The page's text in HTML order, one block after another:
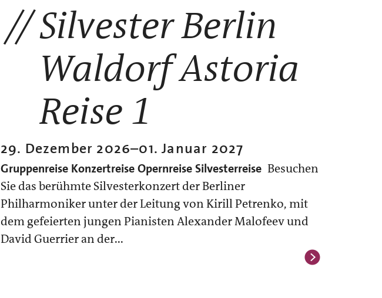
Silvester Berlin
Waldorf Astoria
Reise 1
29. Dezember 2026–01. Januar 2027
Gruppenreise KonzertreiseOpernreiseSilvesterreise Besuchen
Sie das berühmte Silvesterkonzert der Berliner
Philharmoniker unter der Leitung von Kirill Petrenko, mit
dem gefeierten jungen Pianisten Alexander Malofeev und
David Guerrier an der...